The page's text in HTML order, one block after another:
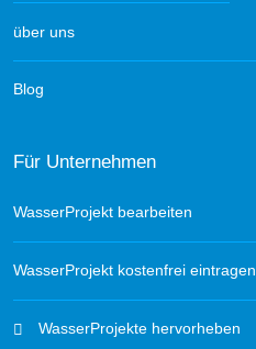
über uns
Blog
Für Unternehmen
WasserProjekt bearbeiten
WasserProjekt kostenfrei eintragen
WasserProjekte hervorheben